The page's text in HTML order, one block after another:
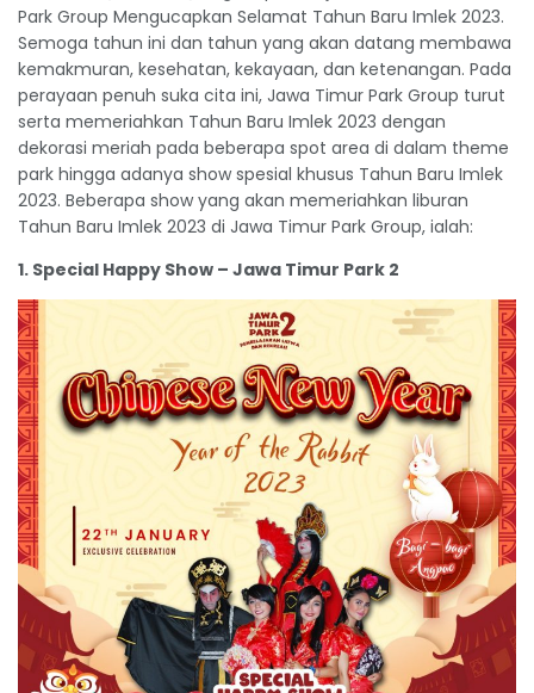
Park Group Mengucapkan Selamat Tahun Baru Imlek 2023.
Semoga tahun ini dan tahun yang akan datang membawa
kemakmuran, kesehatan, kekayaan, dan ketenangan. Pada
perayaan penuh suka cita ini, Jawa Timur Park Group turut
serta memeriahkan Tahun Baru Imlek 2023 dengan
dekorasi meriah pada beberapa spot area di dalam theme
park hingga adanya show spesial khusus Tahun Baru Imlek
2023. Beberapa show yang akan memeriahkan liburan
Tahun Baru Imlek 2023 di Jawa Timur Park Group, ialah:
1. Special Happy Show – Jawa Timur Park 2